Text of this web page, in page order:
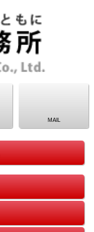
MAIL